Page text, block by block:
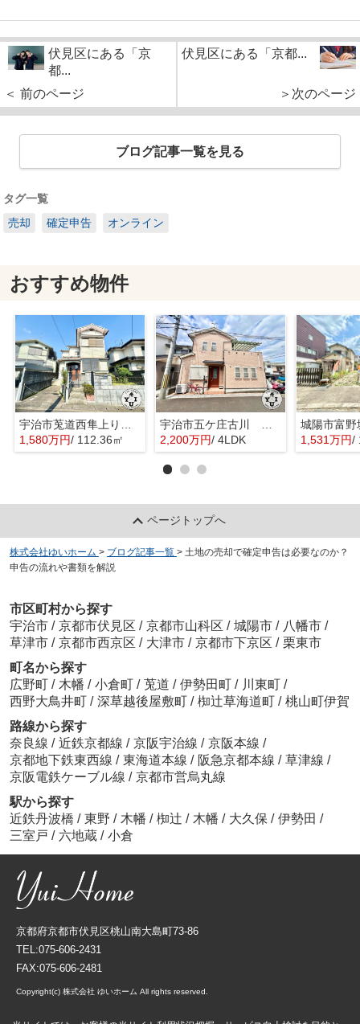
伏見区にある「京
都...
＜ 前のページ
伏見区にある「京都...
＞次のページ
ブログ記事一覧を見る
タグ一覧
売却
確定申告 オンライン
おすすめ物件
1,580万円/ 112.36㎡
2,200万円/ 4LDK
城陽市富
1,531万円/
ページトップへ
株式会社ゆいホーム > ブログ記事一覧 > 土地の売却で確定申告は必要なのか？
申告の流れや書類を解説
市区町村から探す
宇治市 / 京都市伏見区 / 京都市山科区 / 城陽市 / 八幡市 /
草津市 / 京都市西京区 / 大津市 / 京都市下京区 / 栗東市
町名から探す
広野町 / 木幡 / 小倉町 / 莵道 / 伊勢田町 / 川東町 /
西野大鳥井町 / 深草越後屋敷町 / 椥辻草海道町 / 桃山町伊賀
路線から探す
奈良線 / 近鉄京都線 / 京阪宇治線 / 京阪本線 /
京都地下鉄東西線 / 東海道本線 / 阪急京都本線 / 草津線 /
京阪電鉄ケーブル線 / 京都市営烏丸線
駅から探す
近鉄丹波橋 / 東野 / 木幡 / 椥辻 / 木幡 / 大久保 / 伊勢田 /
三室戸 / 六地蔵 / 小倉
京都府京都市伏見区桃山南大島町73-86
TEL:075-606-2431
FAX:075-606-2481
Copyright(c) 株式会社 ゆいホーム All rights reserved.